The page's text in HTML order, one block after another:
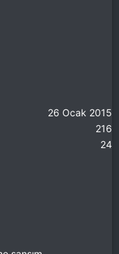
26 Ocak 2015
216
24